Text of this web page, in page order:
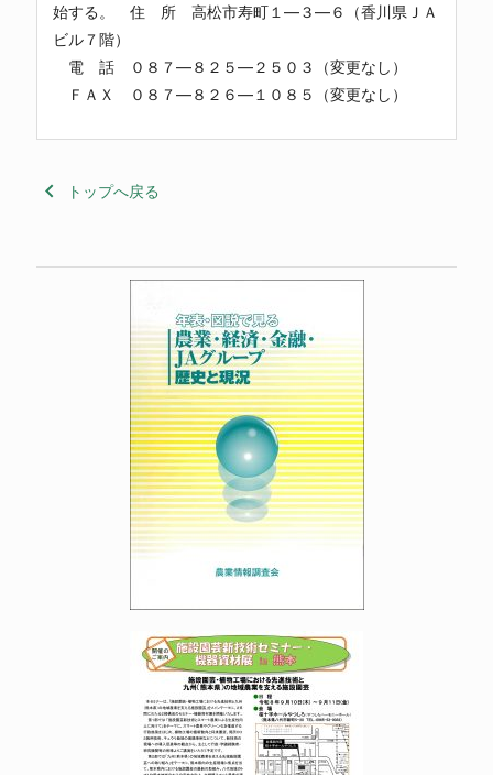
始する。 住 所 高松市寿町１―３―６（香川県ＪＡ
ビル７階）
電 話 ０８７―８２５―２５０３（変更なし）
ＦＡＸ ０８７―８２６―１０８５（変更なし）
keyboard_arrow_left トップへ戻る